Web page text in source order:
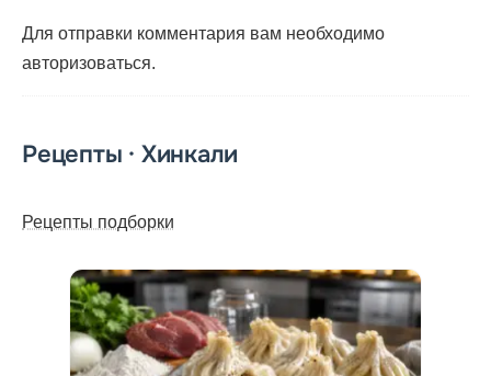
Для отправки комментария вам необходимо
авторизоваться.
Рецепты · Хинкали
Рецепты подборки